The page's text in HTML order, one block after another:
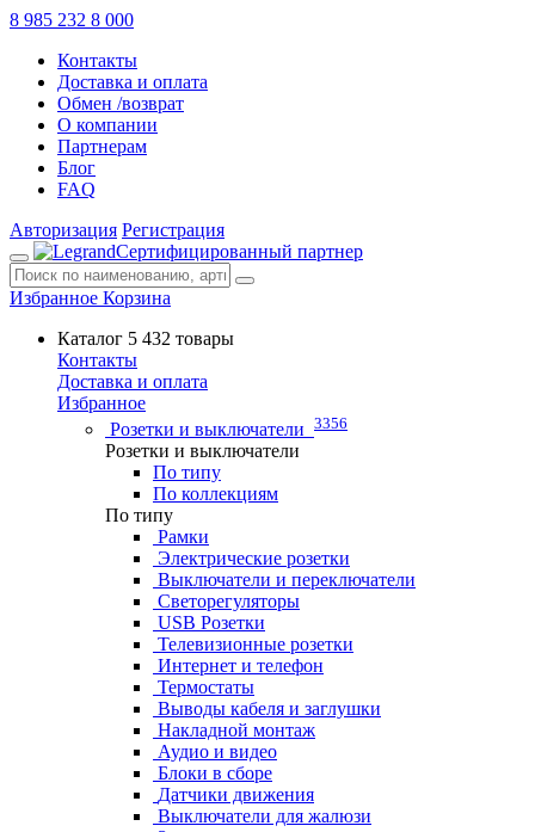
8 985 232 8 000
Контакты
Доставка и оплата
Обмен /возврат
О компании
Партнерам
Блог
FAQ
Авторизация Регистрация
Сертифицированный партнер
Избранное Корзина
Каталог 5 432 товары
Контакты
Доставка и оплата
Избранное
Розетки и выключатели 3356
Розетки и выключатели
По типу
По коллекциям
По типу
Рамки
Электрические розетки
Выключатели и переключатели
Светорегуляторы
USB Розетки
Телевизионные розетки
Интернет и телефон
Термостаты
Выводы кабеля и заглушки
Накладной монтаж
Аудио и видео
Блоки в сборе
Датчики движения
Выключатели для жалюзи